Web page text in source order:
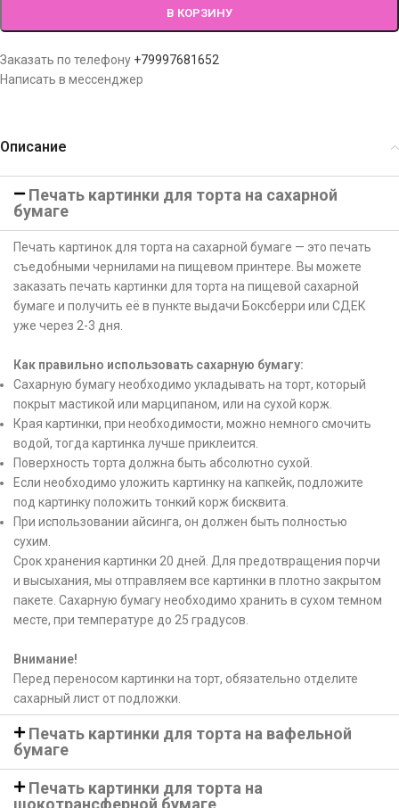
В КОРЗИНУ
Заказать по телефону +79997681652
Написать в мессенджер
Описание
Печать картинки для торта на сахарной
бумаге
Печать картинок для торта на сахарной бумаге — это печать
съедобными чернилами на пищевом принтере. Вы можете
заказать печать картинки для торта на пищевой сахарной
бумаге и получить её в пункте выдачи Боксберри или СДЕК
уже через 2-3 дня.
Как правильно использовать сахарную бумагу:
Сахарную бумагу необходимо укладывать на торт, который
покрыт мастикой или марципаном, или на сухой корж.
Края картинки, при необходимости, можно немного смочить
водой, тогда картинка лучше приклеится.
Поверхность торта должна быть абсолютно сухой.
Если необходимо уложить картинку на капкейк, подложите
под картинку положить тонкий корж бисквита.
При использовании айсинга, он должен быть полностью
сухим.
Срок хранения картинки 20 дней. Для предотвращения порчи
и высыхания, мы отправляем все картинки в плотно закрытом
пакете. Сахарную бумагу необходимо хранить в сухом темном
месте, при температуре до 25 градусов.
Внимание!
Перед переносом картинки на торт, обязательно отделите
сахарный лист от подложки.
Печать картинки для торта на вафельной
бумаге
Печать картинки для торта на
шокотрансферной бумаге